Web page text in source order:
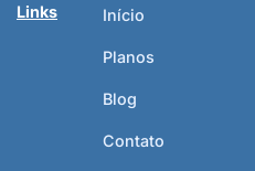
Links
Início
Planos
Blog
Contato